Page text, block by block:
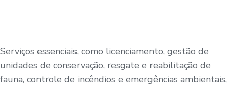
Serviços essenciais, como licenciamento, gestão de
unidades de conservação, resgate e reabilitação de
fauna, controle de incêndios e emergências ambientais,